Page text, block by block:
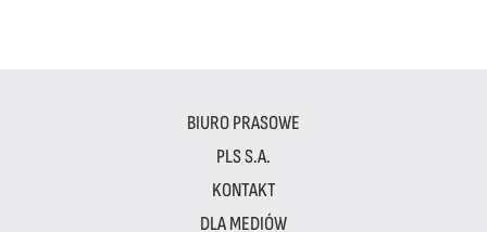
BIURO PRASOWE
PLS S.A.
KONTAKT
DLA MEDIÓW